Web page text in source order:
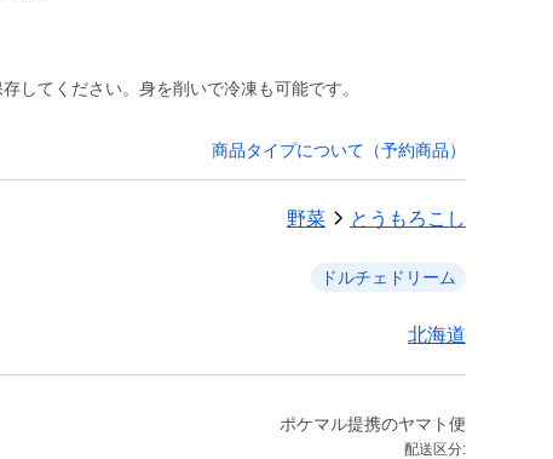
してください。身を削いで冷凍も可能です。
商品タイプについて（予約商品）
野菜 とうもろこし
ドルチェドリーム
北海道
ポケマル提携のヤマト便
配送区分: